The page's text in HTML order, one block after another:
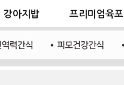
강아지밥 프리미엄육포